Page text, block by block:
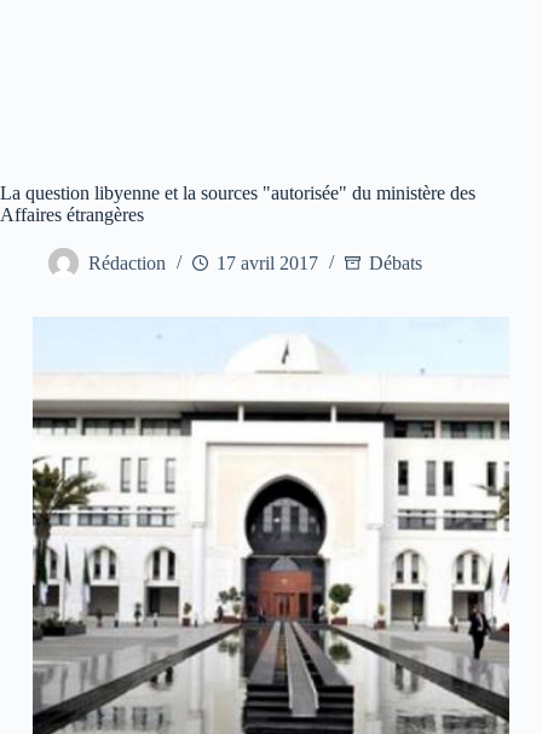
La question libyenne et la sources "autorisée" du ministère des
Affaires étrangères
Rédaction 17 avril 2017 Débats